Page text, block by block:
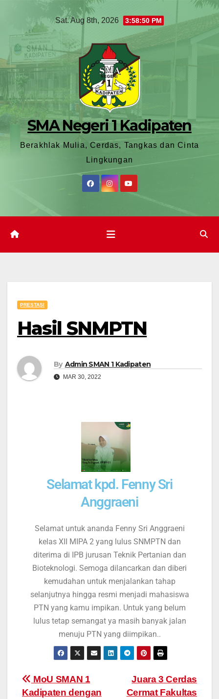
Sat. Aug 8th, 2026 3:58:52 PM
SMA Negeri 1 Kadipaten
Berakhlak Mulia, Cerdas, Tangkas dan Cinta
Lingkungan
PRESTASI
Hasil SNMPTN
By Admin SMAN 1 Kadipaten
MAR 30, 2022
Selamat kpd. Fenny Sri
Anggraeni
Selamat untuk ananda Fenny Sri Anggraeni
kelas XII MIPA 2 yang lulus SNMPTN dan
diterima di IPB jurusan Teknik Pertanian dan
Bioteknologi. Semoga dilancarkan dan diberi
kemudahan untuk menjalankan tahap
selanjutnya hingga resmi menjadi mahasiswa
PTN yang kamu impikan. Untuk yang belum
lulus tetap semangat ya masih banyak jalan
menuju PTN yang diimpikan..
Juara 3 Cerdas
Cermat Fakultas
MoU SMAN 1
Kadipaten dengan